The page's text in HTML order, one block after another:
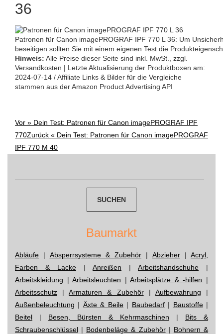
36
Patronen für Canon imagePROGRAF IPF 770 L 36: Um
beseitigen sollten Sie mit einem eigenen Test die
Hinweis: Alle Preise dieser Seite sind inkl. MwSt., zzgl.
Versandkosten | Letzte Aktualisierung der Produktboxen am:
2024-07-14 / Affiliate Links & Bilder für die Vergleiche
stammen aus der Amazon Product Advertising API
Post
Vor » Dein Test: Patronen für Canon imagePROGRAF IPF
770Zurück « Dein Test: Patronen für Canon imagePROGRAF
IPF 770 M 40
Baumarkt
Abläufe | Absperrsysteme & Zubehör | Abzieher| Acryl,
Farben & Lacke | Anreißen | Arbeitshandschuhe |
Arbeitskleidung |Arbeitsleuchten |Arbeitsplätze & -hilfen |
Arbeitsschutz |Armaturen & Zubehör| Aufbewahrung |
Außenbeleuchtung | Äxte & Beile| Baubedarf| Baustoffe|
Beitel | Besen, Bürsten & Kehrmaschinen | Bits &
Schraubenschlüssel | Bodenbeläge & Zubehör| Bohnern &